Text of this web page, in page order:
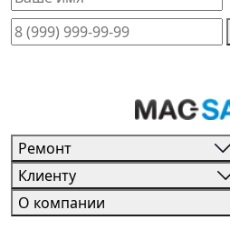
Ремонт
Клиенту
О компании